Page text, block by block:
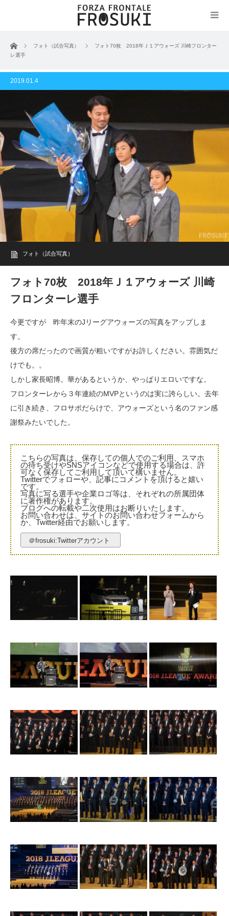
ホーム フォト（試合写真）
フォト70枚 2018年Ｊ１アウォーズ 川崎フロンター
レ選手
2019.01.4
フォト（試合写真）
フォト70枚 2018年Ｊ１アウォーズ 川崎
フロンターレ選手
今更ですが 昨年末のJリーグアウォーズの写真をアップしま
す。
後方の席だったので画質が粗いですがお許しください。雰囲気だ
けでも。。
しかし家長昭博。華があるというか、やっぱりエロいですな。
フロンターレから３年連続のMVPというのは実に誇らしい。去年
に引き続き、フロサポだらけで、アウォーズという名のファン感
謝祭みたいでした。
こちらの写真は、保存しての個人でのご利用、スマホ
の待ち受けやSNSアイコンなどで使用する場合は、許
可なく保存してご利用して頂いて構いません。
Twitterでフォローや、記事にコメントを頂けると嬉い
です。
写真に写る選手や企業ロゴ等は、それぞれの所属団体
に著作権があります。
ブログへの転載や二次使用はお断りいたします。
お問い合わせは、サイトのお問い合わせフォームから
か、Twitter経由でお願いします。
＠frosuki:Twitterアカウント